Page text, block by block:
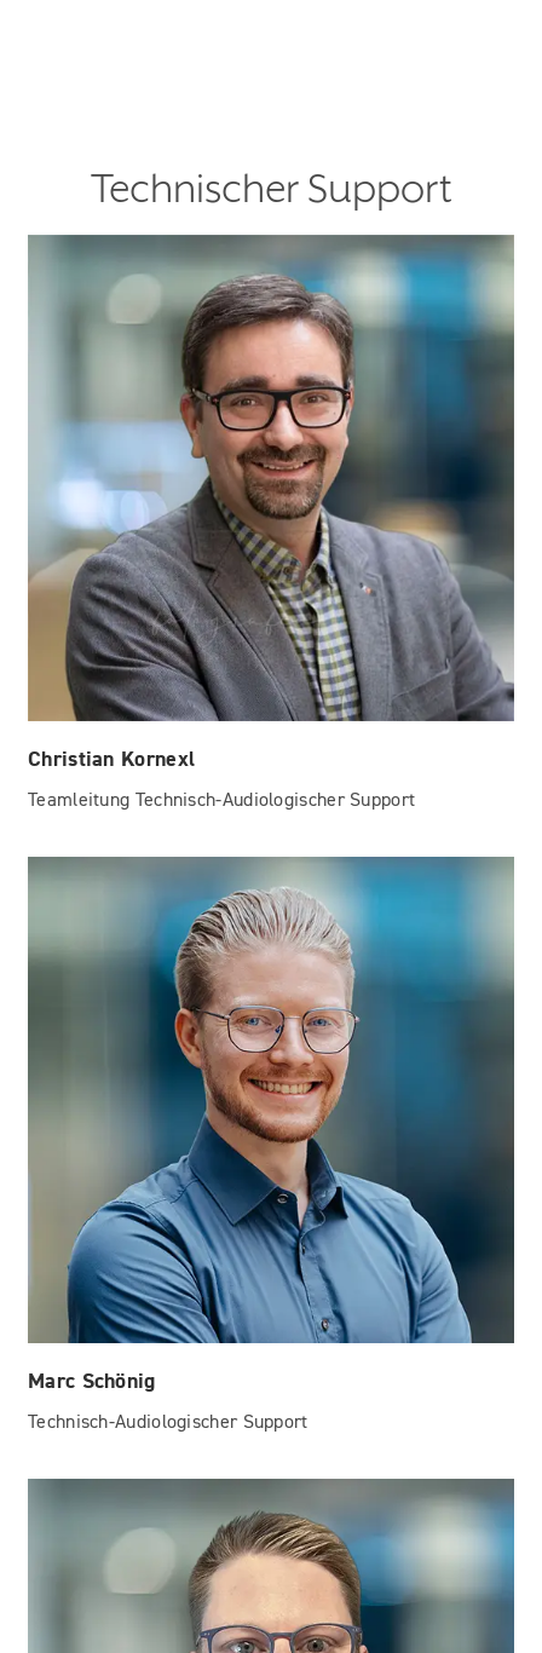
Technischer Support
Christian Kornexl
Teamleitung Technisch-Audiologischer Support
Marc Schönig
Technisch-Audiologischer Support